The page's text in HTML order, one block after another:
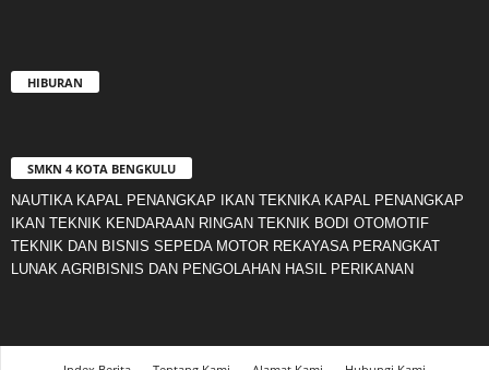
HIBURAN
SMKN 4 KOTA BENGKULU
NAUTIKA KAPAL PENANGKAP IKAN TEKNIKA KAPAL PENANGKAP
IKAN TEKNIK KENDARAAN RINGAN TEKNIK BODI OTOMOTIF
TEKNIK DAN BISNIS SEPEDA MOTOR REKAYASA PERANGKAT
LUNAK AGRIBISNIS DAN PENGOLAHAN HASIL PERIKANAN